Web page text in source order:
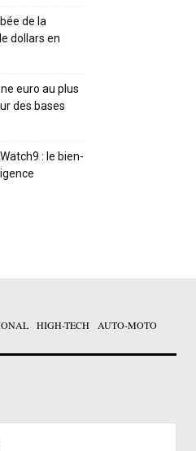
de la
dollars en
euro au plus
des bases
: le bien-
HIGH-TECH AUTO-MOTO